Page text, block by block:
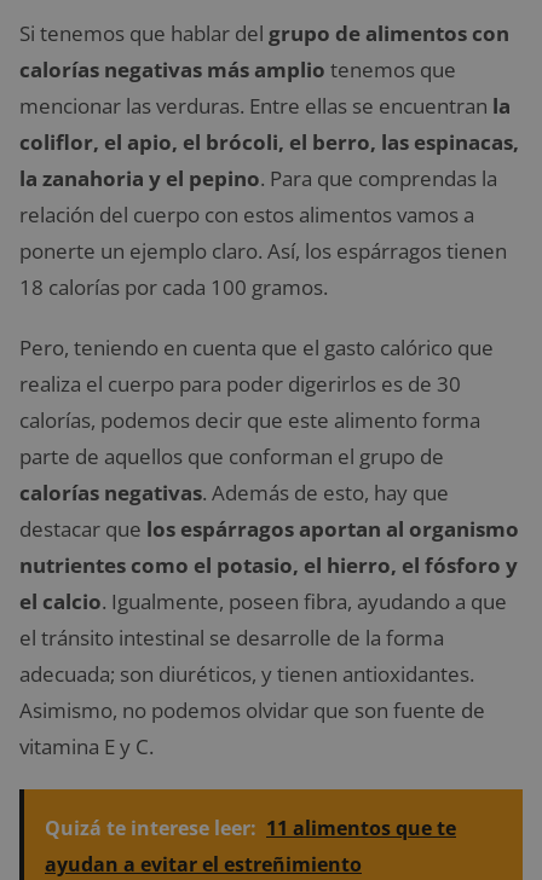
Si tenemos que hablar del grupo de alimentos con
calorías negativas más amplio tenemos que
mencionar las verduras. Entre ellas se encuentran la
coliflor, el apio, el brócoli, el berro, las espinacas,
la zanahoria y el pepino. Para que comprendas la
relación del cuerpo con estos alimentos vamos a
ponerte un ejemplo claro. Así, los espárragos tienen
18 calorías por cada 100 gramos.
Pero, teniendo en cuenta que el gasto calórico que
realiza el cuerpo para poder digerirlos es de 30
calorías, podemos decir que este alimento forma
parte de aquellos que conforman el grupo de
calorías negativas. Además de esto, hay que
destacar que los espárragos aportan al organismo
nutrientes como el potasio, el hierro, el fósforo y
el calcio. Igualmente, poseen fibra, ayudando a que
el tránsito intestinal se desarrolle de la forma
adecuada; son diuréticos, y tienen antioxidantes.
Asimismo, no podemos olvidar que son fuente de
vitamina E y C.
Quizá te interese leer: 11 alimentos que te
ayudan a evitar el estreñimiento